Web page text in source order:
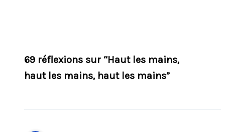
69 réflexions sur “Haut les mains,
haut les mains, haut les mains”